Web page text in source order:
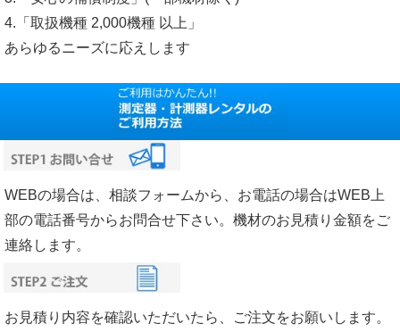
4.「取扱機種 2,000機種 以上」
あらゆるニーズに応えします
WEBの場合は、相談フォームから、お電話の場合はWEB上
部の電話番号からお問合せ下さい。機材のお見積り金額をご
連絡します。
お見積り内容を確認いただいたら、ご注文をお願いします。